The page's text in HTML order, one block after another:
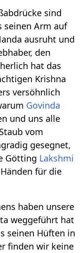
sind
seinen Arm auf
ausruht und
den
hat das
Krishna
versöhnlich
Govinda
und uns alle
vom
gesegnet,
Götting Lakshmi
für die
haben unsere
weggeführt hat
seinen Hüften in
finden wir keine